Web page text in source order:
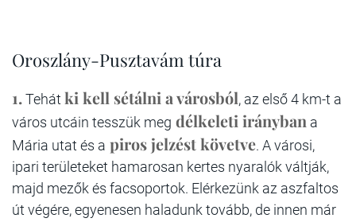
Oroszlány-Pusztavám túra
1.Tehátki kell sétálni a városból, az első 4 km-t a
város utcáin tesszük meg délkeleti irányban a
Mária utat és a piros jelzést követve. A városi,
ipari területeket hamarosan kertes nyaralók váltják,
majd mezők és facsoportok. Elérkezünk az aszfaltos
út végére, egyenesen haladunk tovább, de innen már